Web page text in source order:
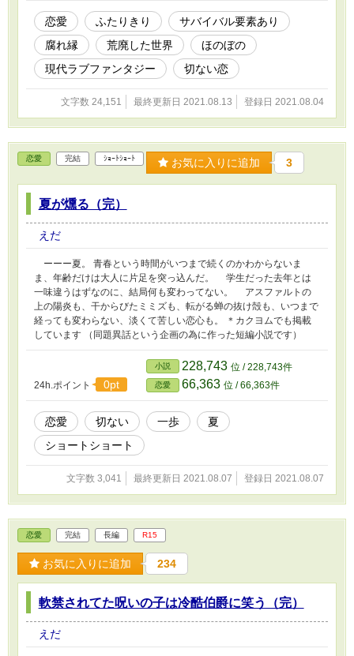
恋愛 ふたりきり
サバイバル要素あり
腐れ縁
荒廃した世界
ほのぼの
現代ラブファンタジー
切ない恋
文字数 24,151 最終更新日 2021.08.13 登録日 2021.08.04
恋愛 完結 ｼｮｰﾄｼｮｰﾄ お気に入りに追加 3
夏が燻る（完）
えだ
ーーー夏。 青春という時間がいつまで続くのかわからないま
ま、年齢だけは大人に片足を突っ込んだ。 学生だった去年とは
一味違うはずなのに、結局何も変わってない。 アスファルトの
上の陽炎も、干からびたミミズも、転がる蝉の抜け殻も、いつまで
経っても変わらない、淡くて苦しい恋心も。 ＊カクヨムでも掲載
しています （同題異話という企画の為に作った短編小説です）
24h.ポイント 0pt
小説 228,743 位 / 228,743件
恋愛 66,363 位 / 66,363件
恋愛 切ない 一歩
夏
ショートショート
文字数 3,041 最終更新日 2021.08.07 登録日 2021.08.07
恋愛 完結 長編 R15
お気に入りに追加 234
軟禁されてた呪いの子は冷酷伯爵に笑う（完）
えだ